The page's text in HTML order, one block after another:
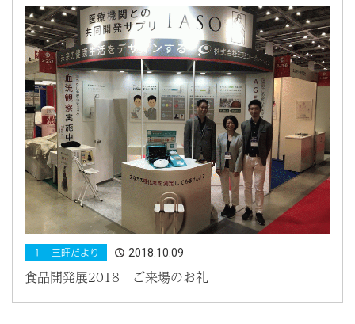
１ 三旺だより 2018.10.09
食品開発展2018 ご来場のお礼